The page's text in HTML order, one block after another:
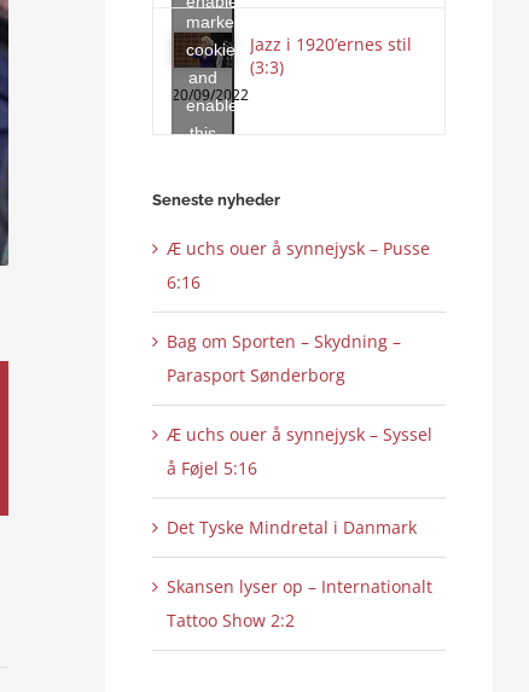
this
content
marketing
cookies
and
enable
this
Jazz i 1920’ernes stil
(3:3)
20/09/2022
Seneste nyheder
Æ uchs ouer å synnejysk – Pusse
6:16
Bag om Sporten – Skydning –
Parasport Sønderborg
Æ uchs ouer å synnejysk – Syssel
å Føjel 5:16
Det Tyske Mindretal i Danmark
Skansen lyser op – Internationalt
Tattoo Show 2:2